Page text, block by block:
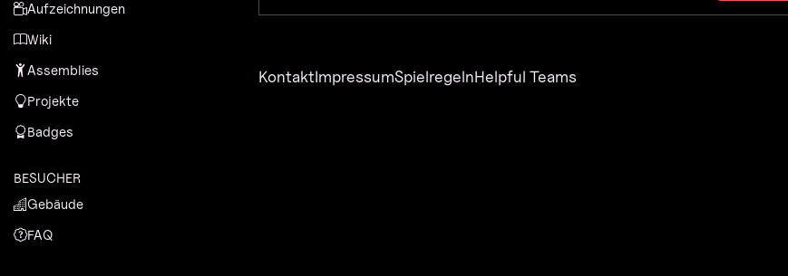
Aufzeichnungen
Wiki
Assemblies
Projekte
Badges
BESUCHER
Gebäude
FAQ
KontaktImpressumSpielregelnHelpful Teams